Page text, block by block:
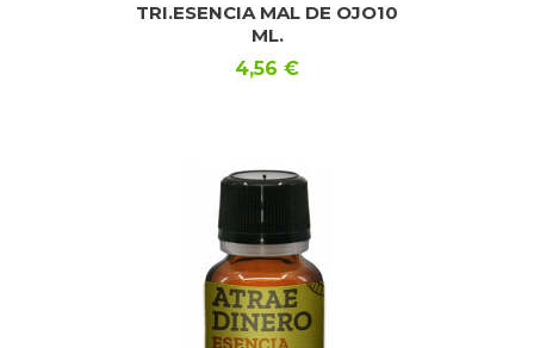
TRI.ESENCIA MAL DE OJO10
ML.
Precio
4,56 €